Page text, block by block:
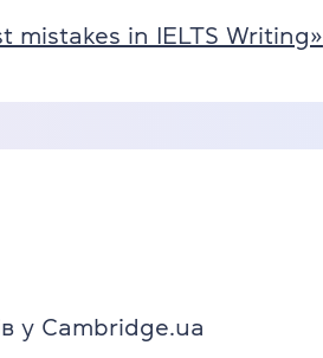
mistakes in IELTS Writing»
у Cambridge.ua